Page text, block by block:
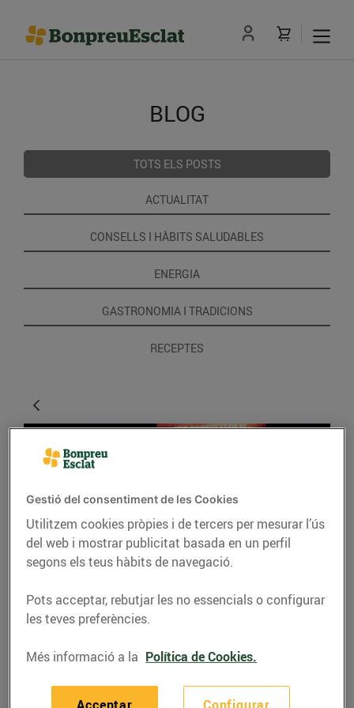
BLOG
TOTS ELS POSTS
ACTUALITAT
CONSELLS I HÀBITS SALUDABLES
ENERGIA
GASTRONOMIA I TRADICIONS
RECEPTES
17è concurs de cuina de
Bonpreu i Esclat
Gestió del consentiment de les Cookies
Utilitzem cookies pròpies i de tercers per mesurar l’ús
del web i mostrar publicitat basada en un perfil
segons els teus hàbits de navegació.
Pots acceptar, rebutjar les no essencials o configurar
les teves preferències.
Més informació a la Política de Cookies.
Configurar
Acceptar